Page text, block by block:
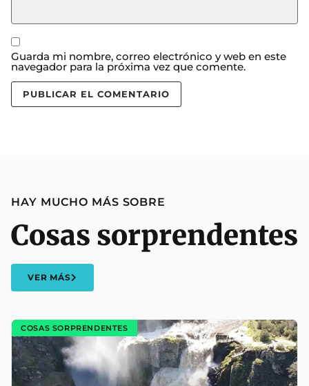
Guarda mi nombre, correo electrónico y web en este
navegador para la próxima vez que comente.
HAY MUCHO MÁS SOBRE
Cosas sorprendentes
VER MÁS
COSAS SORPRENDENTES